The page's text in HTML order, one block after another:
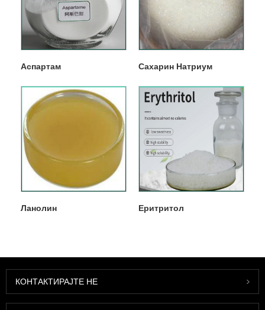
Аспартам Сахарин Натриум
Ланолин Еритритол
КОНТАКТИРАЈТЕ НЕ